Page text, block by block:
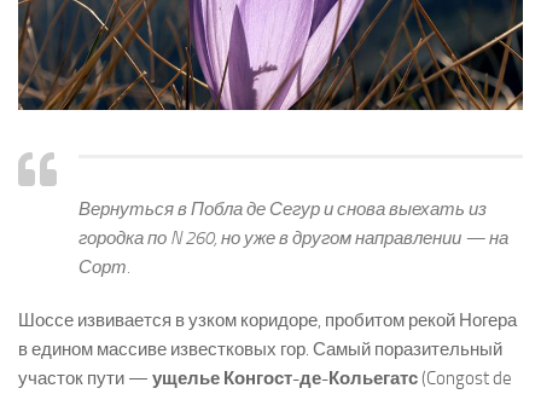
Вернуться в Побла де Сегур и снова выехать из
городка по N 260, но уже в другом направлении — на
Сорт.
Шоссе извивается в узком коридоре, пробитом рекой Ногера
в едином массиве известковых гор. Самый поразительный
участок пути — ущелье Конгост-де-Кольегатс(Congost de